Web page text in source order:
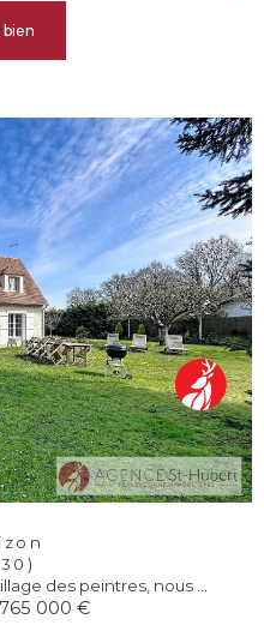
des peintres, nous ...
765 000 €